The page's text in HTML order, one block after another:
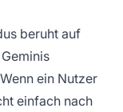
beruht auf
ein Nutzer
einfach nach